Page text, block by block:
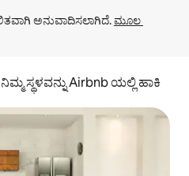
ಅನುವಾದಿಸಲಾಗಿದೆ. ಮೂಲ
ನಿಮ್ಮ ಸ್ಥಳವನ್ನು Airbnb ಯಲ್ಲಿ ಹಾಕಿ